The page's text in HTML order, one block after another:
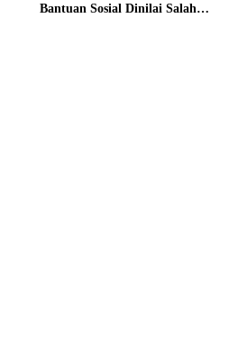
Bantuan Sosial Dinilai Salah